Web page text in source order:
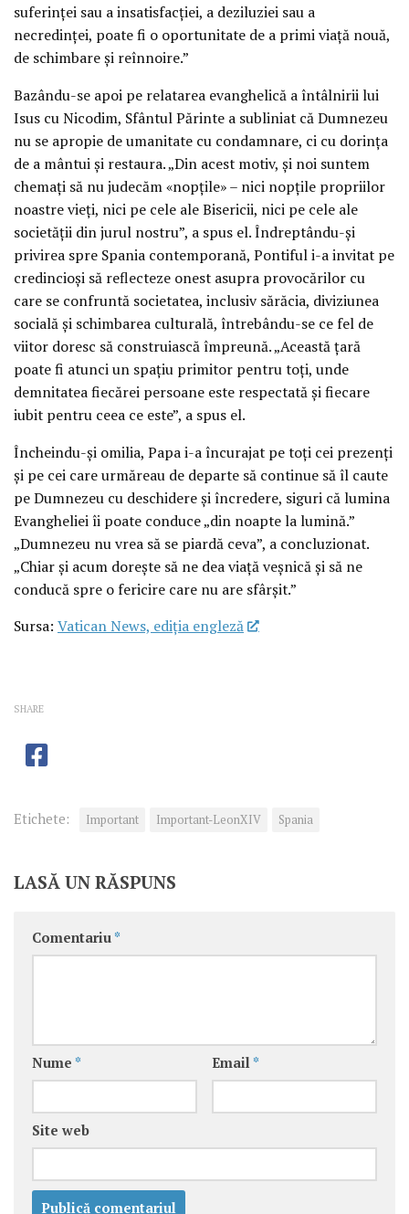
suferinței sau a insatisfacției, a deziluziei sau a
necredinței, poate fi o oportunitate de a primi viață nouă,
de schimbare și reînnoire.”
Bazându-se apoi pe relatarea evanghelică a întâlnirii lui
Isus cu Nicodim, Sfântul Părinte a subliniat că Dumnezeu
nu se apropie de umanitate cu condamnare, ci cu dorința
de a mântui și restaura. „Din acest motiv, și noi suntem
chemați să nu judecăm «nopțile» – nici nopțile propriilor
noastre vieți, nici pe cele ale Bisericii, nici pe cele ale
societății din jurul nostru”, a spus el. Îndreptându-și
privirea spre Spania contemporană, Pontiful i-a invitat pe
credincioși să reflecteze onest asupra provocărilor cu
care se confruntă societatea, inclusiv sărăcia, diviziunea
socială și schimbarea culturală, întrebându-se ce fel de
viitor doresc să construiască împreună. „Această țară
poate fi atunci un spațiu primitor pentru toți, unde
demnitatea fiecărei persoane este respectată și fiecare
iubit pentru ceea ce este”, a spus el.
Încheindu-și omilia, Papa i-a încurajat pe toți cei prezenți
și pe cei care urmăreau de departe să continue să îl caute
pe Dumnezeu cu deschidere și încredere, siguri că lumina
Evangheliei îi poate conduce „din noapte la lumină.”
„Dumnezeu nu vrea să se piardă ceva”, a concluzionat.
„Chiar și acum dorește să ne dea viață veșnică și să ne
conducă spre o fericire care nu are sfârșit.”
Sursa: Vatican News, ediția engleză
SHARE
Etichete: Important Important-LeonXIV Spania
LASĂ UN RĂSPUNS
Comentariu *
Nume * Email *
Site web